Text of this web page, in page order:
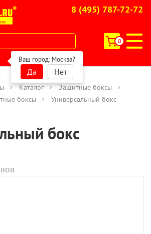
8 (495) 787-72-72
0
Ваш город: Москва?
Да Нет
Каталог
Защитные боксы
боксы
Универсальный бокс
бокс